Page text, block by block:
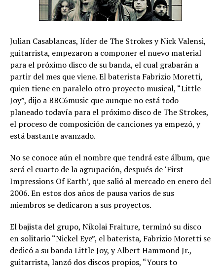
Julian Casablancas, líder de The Strokes y Nick Valensi,
guitarrista, empezaron a componer el nuevo material
para el próximo disco de su banda, el cual grabarán a
partir del mes que viene. El baterista Fabrizio Moretti,
quien tiene en paralelo otro proyecto musical, “Little
Joy”, dijo a BBC6music que aunque no está todo
planeado todavía para el próximo disco de The Strokes,
el proceso de composición de canciones ya empezó, y
está bastante avanzado.
No se conoce aún el nombre que tendrá este álbum, que
será el cuarto de la agrupación, después de ‘First
Impressions Of Earth’, que salió al mercado en enero del
2006. En estos dos años de pausa varios de sus
miembros se dedicaron a sus proyectos.
El bajista del grupo, Nikolai Fraiture, terminó su disco
en solitario “Nickel Eye”, el baterista, Fabrizio Moretti se
dedicó a su banda Little Joy, y Albert Hammond Jr.,
guitarrista, lanzó dos discos propios, “Yours to